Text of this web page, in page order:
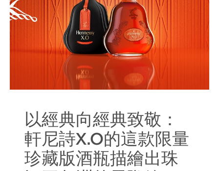
以經典向經典致敬：
軒尼詩X.O的這款限量
珍藏版酒瓶描繪出珠